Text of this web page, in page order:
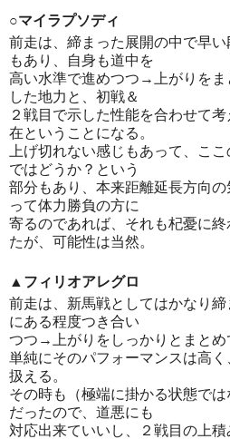
○マイラプソディ
前走は、締まった展開の中で早
もあり、自身も道中を
高い水準で進めつつ→上がりを
した地力と、初戦＆
２戦目で示した性能を合わせて
在ということになる。
上げ切れない感じもあって、こ
ではどうか？という
部分もあり、本来距離延長方向
って体力勝負の方に
寄るのであれば、それも杞憂に
たが、可能性は当然。
▲フィリオアレグロ
前走は、新馬戦としてはかなり
にある程度つき合い
つつ→上がりをしっかりとまとめ
単純にそのパフォーマンスは高
扱える。
その時も（極端に掛かる状態で
だったので、道悪にも
対応出来ていいし、２戦目の上